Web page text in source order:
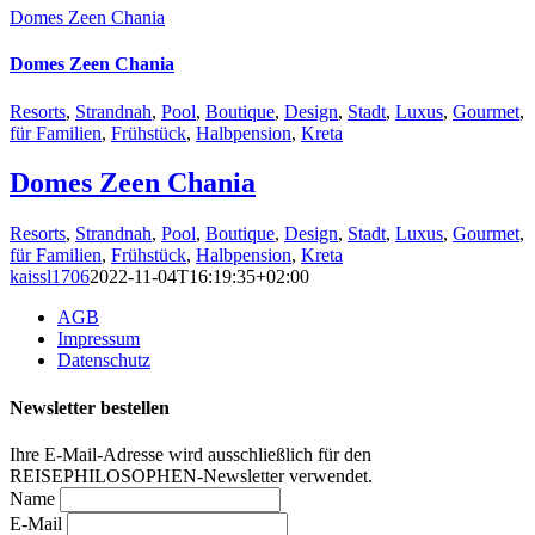
Domes Zeen Chania
Domes Zeen Chania
Resorts, Strandnah, Pool, Boutique, Design, Stadt, Luxus, Gourmet,
für Familien, Frühstück, Halbpension, Kreta
Domes Zeen Chania
Resorts, Strandnah, Pool, Boutique, Design, Stadt, Luxus, Gourmet,
für Familien, Frühstück, Halbpension, Kreta
kaissl17062022-11-04T16:19:35+02:00
AGB
Impressum
Datenschutz
Newsletter bestellen
Ihre E-Mail-Adresse wird ausschließlich für den
REISEPHILOSOPHEN-Newsletter verwendet.
Name
E-Mail